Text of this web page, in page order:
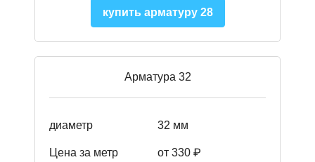
купить арматуру 28
Арматура 32
диаметр 32 мм
Цена за метр от 330 ₽